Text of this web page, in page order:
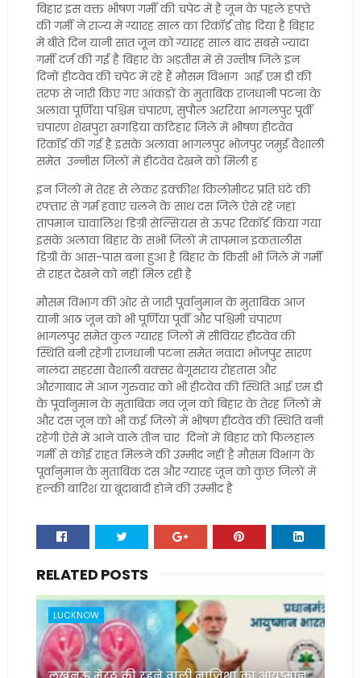
बिहार इस वक्त भीषण गर्मी की चपेट में है जून के पहले हफ्ते
की गर्मी ने राज्य में ग्यारह साल का रिकॉर्ड तोड़ दिया है बिहार
में बीते दिन यानी सात जून को ग्यारह साल बाद सबसे ज्यादा
गर्मी दर्ज की गई है बिहार के अड़तीस में से उन्तीष जिले इन
दिनों हीटवेव की चपेट में रहे हैं मौसम विभाग आई एम डी की
तरफ से जारी किए गए आंकड़ों के मुताबिक राजधानी पटना के
अलावा पूर्णिया पश्चिम चंपारण, सुपौल अररिया भागलपुर पूर्वी
चंपारण शेखपुरा खगड़िया कटिहार जिले में भीषण हीटवेव
रिकॉर्ड की गई है इसके अलावा भागलपुर भोजपुर जमुई वैशाली
समेत उन्नीस जिलों में हीटवेव देखने को मिली ह
इन जिलों में तेरह से लेकर इक्कीश किलोमीटर प्रति घंटे की
रफ्तार से गर्म हवाएं चलने के साथ दस जिले ऐसे रहे जहां
तापमान चावालिश डिग्री सेल्सियस से ऊपर रिकॉर्ड किया गया
इसके अलावा बिहार के सभी जिलों में तापमान इकतालीस
डिग्री के आस-पास बना हुआ है बिहार के किसी भी जिले में गर्मी
से राहत देखने को नहीं मिल रही है
मौसम विभाग की ओर से जारी पूर्वानुमान के मुताबिक आज
यानी आठ जून को भी पूर्णिया पूर्वी और पश्चिमी चंपारण
भागलपुर समेत कुल ग्यारह जिलों में सीवियर हीटवेव की
स्थिति बनी रहेगी राजधानी पटना समेत नवादा भोजपुर सारण
नालंदा सहरसा वैशाली बक्सर बेगूसराय रोहतास और
औरंगाबाद में आज गुरुवार को भी हीटवेव की स्थिति आई एम डी
के पूर्वानुमान के मुताबिक नव जून को बिहार के तेरह जिलों में
और दस जून को भी कई जिलों में भीषण हीटवेव की स्थिति बनी
रहेगी ऐसे में आने वाले तीन चार दिनों में बिहार को फिलहाल
गर्मी से कोई राहत मिलने की उम्मीद नहीं है मौसम विभाग के
पूर्वानुमान के मुताबिक दस और ग्यारह जून को कुछ जिलों में
हल्की बारिश या बूंदाबांदी होने की उम्मीद है
RELATED POSTS
LUCKNOW